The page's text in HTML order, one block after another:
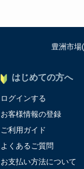
には
個人
〒
ＦＡ
豊洲市場
はじめての方へ
ログインする
お客様情報の登録
ご利用ガイド
よくあるご質問
お支払い方法について